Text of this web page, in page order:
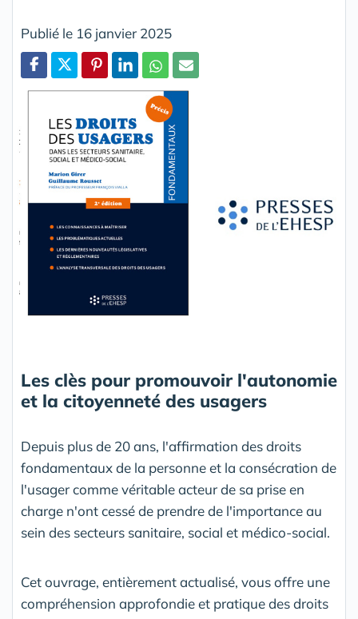
Publié le 16 janvier 2025
Les clès pour promouvoir l'autonomie
et la citoyenneté des usagers
Depuis plus de 20 ans, l'affirmation des droits
fondamentaux de la personne et la consécration de
l'usager comme véritable acteur de sa prise en
charge n'ont cessé de prendre de l'importance au
sein des secteurs sanitaire, social et médico-social.
Cet ouvrage, entièrement actualisé, vous offre une
compréhension approfondie et pratique des droits